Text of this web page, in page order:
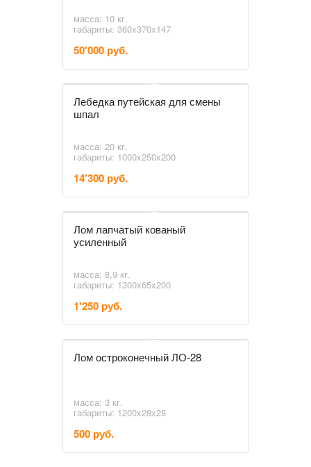
масса: 10 кг.
габариты: 360х370х147
50'000 руб.
Лебедка путейская для смены
шпал
масса: 20 кг.
габариты: 1000х250х200
14'300 руб.
Лом лапчатый кованый
усиленный
масса: 8,9 кг.
габариты: 1300х65х200
1'250 руб.
Лом остроконечный ЛО-28
масса: 3 кг.
габариты: 1200х28х28
500 руб.